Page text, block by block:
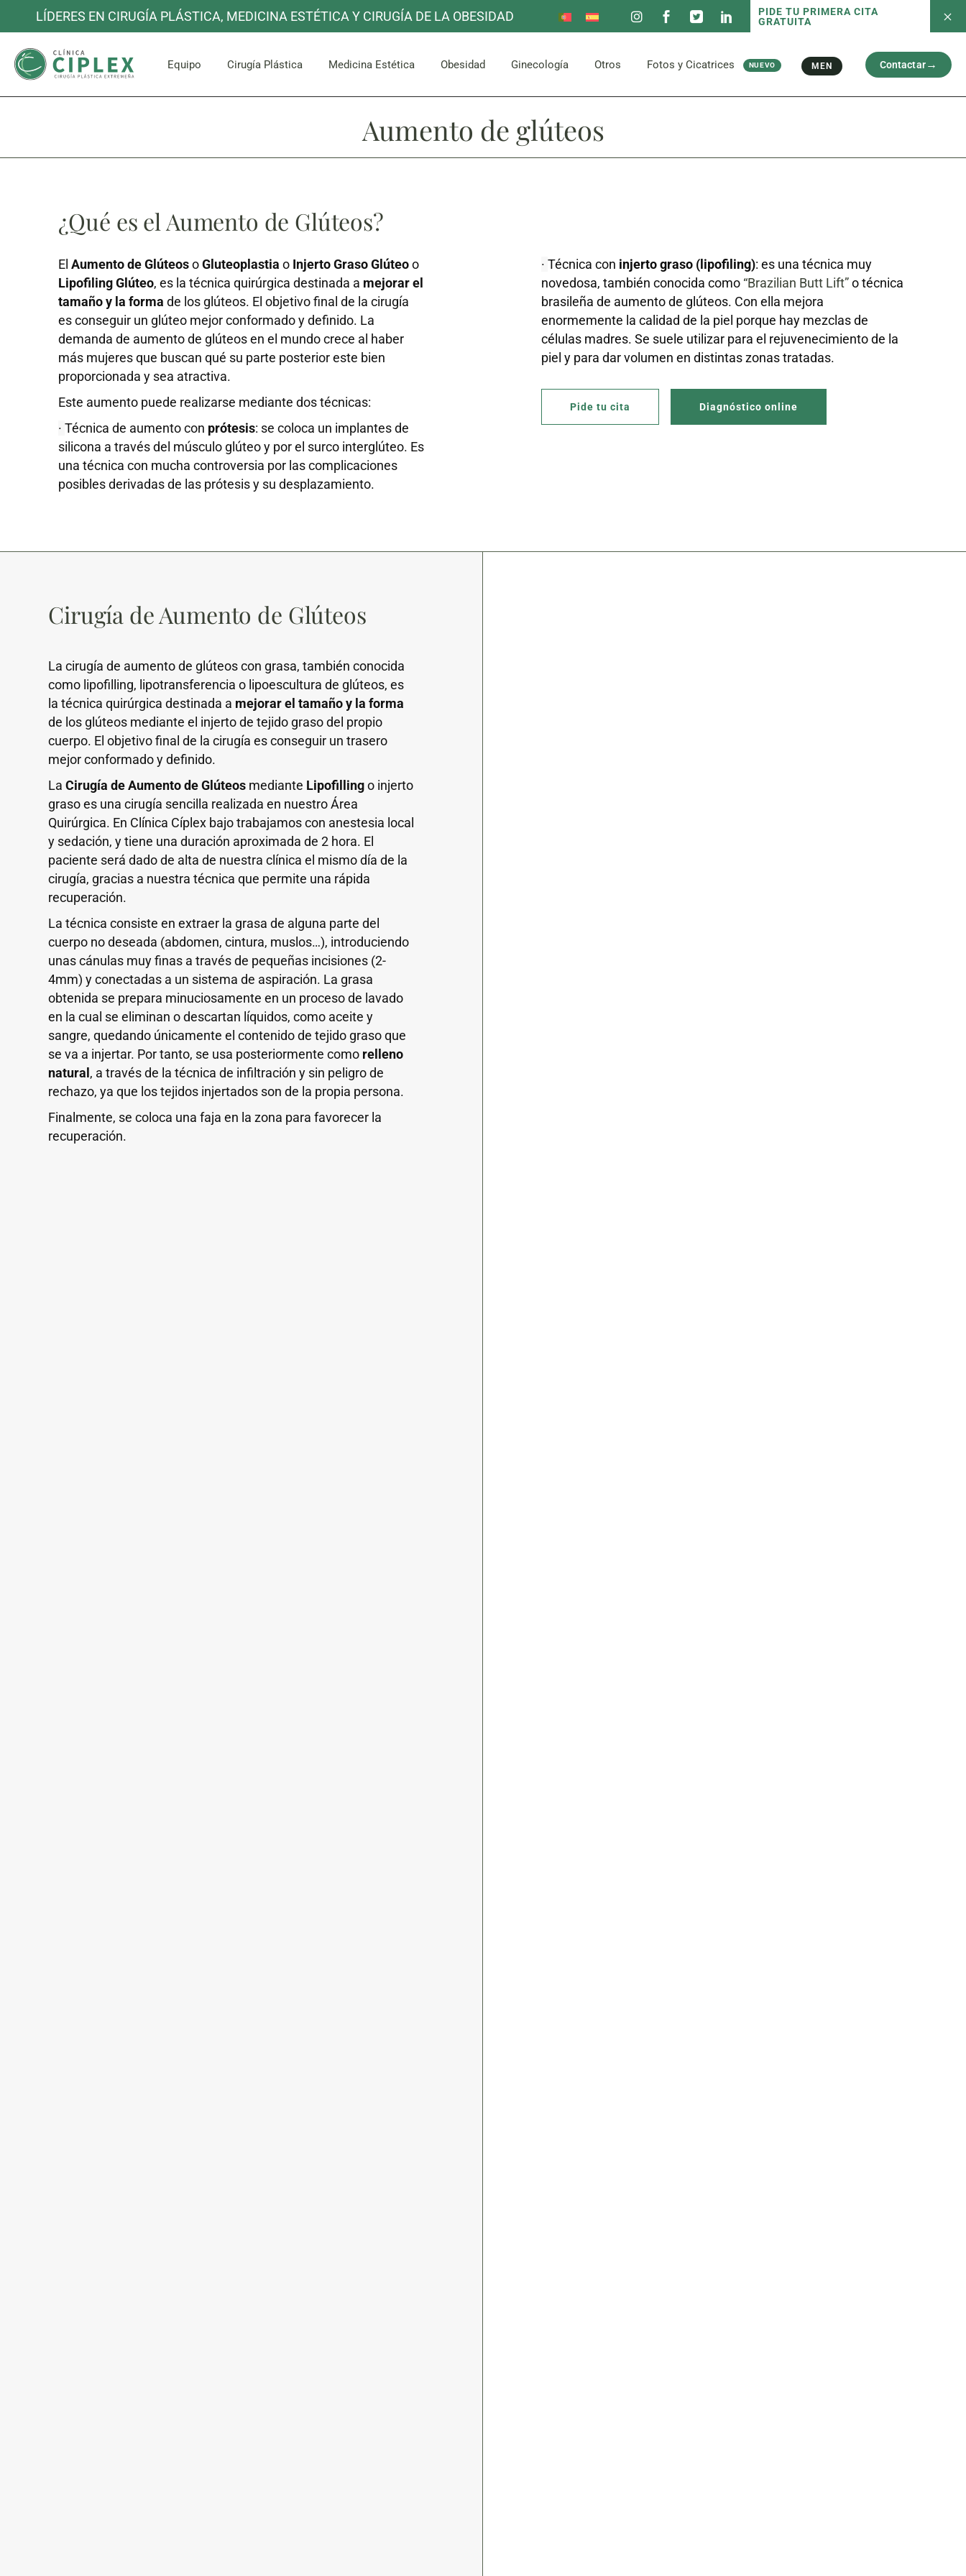
LÍDERES EN CIRUGÍA PLÁSTICA, MEDICINA ESTÉTICA Y CIRUGÍA DE LA OBESIDAD
PIDE TU PRIMERA CITA
GRATUITA
Equipo Cirugía Plástica
Mama
Brazos y Piernas
Medicina Estética Obesidad
Reducción de Estómago
Bypass Gástrico
Ginecología Otros Fotos y Cicatrices NUEVO MEN Contactar
Mama
Brazos y Piernas
Reducción de Estómago
Bypass Gástrico
Otros serviciosFotos antes/después
Aumento de glúteos
¿Qué es el Aumento de Glúteos?
El Aumento de GlúteosoGluteoplastia o Injerto Graso Glúteoo
Lipofiling Glúteo, es la técnica quirúrgica destinada a mejorar el
tamaño y la forma de los glúteos. El objetivo final de la cirugía
es conseguir un glúteo mejor conformado y definido. La
demanda de aumento de glúteos en el mundo crece al haber
más mujeres que buscan qué su parte posterior este bien
proporcionada y sea atractiva.
Este aumento puede realizarse mediante dos técnicas:
· Técnica de aumento con prótesis: se coloca un implantes de
silicona a través del músculo glúteo y por el surco interglúteo. Es
una técnica con mucha controversia por las complicaciones
posibles derivadas de las prótesis y su desplazamiento.
· Técnica con injerto graso (lipofiling): es una técnica muy
novedosa, también conocida como “Brazilian Butt Lift”o técnica
brasileña de aumento de glúteos. Con ella mejora
enormemente la calidad de la piel porque hay mezclas de
células madres. Se suele utilizar para el rejuvenecimiento de la
piel y para dar volumen en distintas zonas tratadas.
Pide tu cita Diagnóstico online
Cirugía de Aumento de Glúteos
La cirugía de aumento de glúteos con grasa, también conocida
como lipofilling, lipotransferencia o lipoescultura de glúteos, es
la técnica quirúrgica destinada a mejorar el tamaño y la forma
de los glúteos mediante el injerto de tejido graso del propio
cuerpo. El objetivo final de la cirugía es conseguir un trasero
mejor conformado y definido.
LaCirugía de Aumento de Glúteos mediante Lipofillingo injerto
graso es una cirugía sencilla realizada en nuestro Área
Quirúrgica. En Clínica Cíplex bajo trabajamos con anestesia local
y sedación, y tiene una duración aproximada de 2 hora. El
paciente será dado de alta de nuestra clínica el mismo día de la
cirugía, gracias a nuestra técnica que permite una rápida
recuperación.
La técnica consiste en extraer la grasa de alguna parte del
cuerpo no deseada (abdomen, cintura, muslos…), introduciendo
unas cánulas muy finas a través de pequeñas incisiones (2-
4mm) y conectadas a un sistema de aspiración. La grasa
obtenida se prepara minuciosamente en un proceso de lavado
en la cual se eliminan o descartan líquidos, como aceite y
sangre, quedando únicamente el contenido de tejido graso que
se va a injertar. Por tanto, se usa posteriormente como relleno
natural , a través de la técnica de infiltración y sin peligro de
rechazo, ya que los tejidos injertados son de la propia persona.
Finalmente, se coloca una faja en la zona para favorecer la
recuperación.